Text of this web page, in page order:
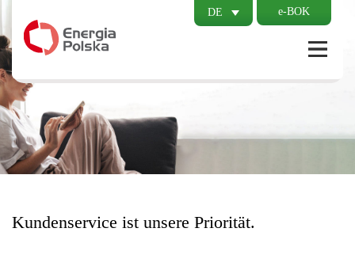
e-BOK
DE
Kundenservice ist unsere Priorität.